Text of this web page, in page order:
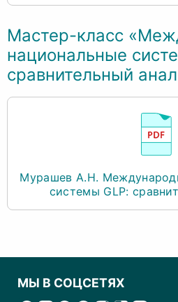
Мастер-класс
национальные
сравнительный
Мурашев А.Н.
системы GLP:
МЫ В СОЦСЕТЯХ